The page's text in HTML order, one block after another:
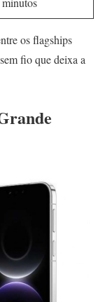
os flagships
fio que deixa a